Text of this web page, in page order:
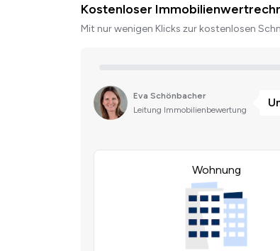
Kostenloser
Mit nur wenigen Klicks zur kostenlosen